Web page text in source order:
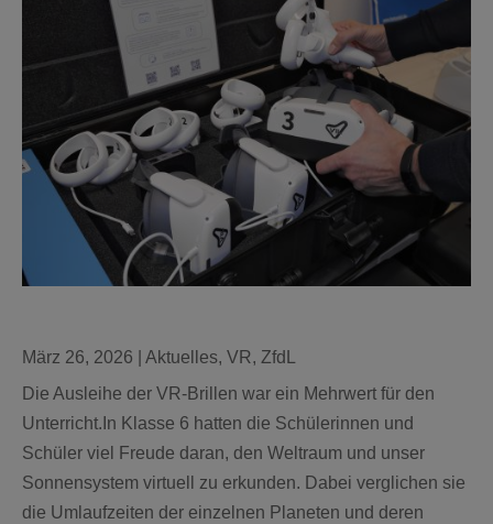
März 26, 2026 Aktuelles, VR, ZfdL
Die Ausleihe der VR-Brillen war ein Mehrwert für den
Unterricht.In Klasse 6 hatten die Schülerinnen und
Schüler viel Freude daran, den Weltraum und unser
Sonnensystem virtuell zu erkunden. Dabei verglichen sie
die Umlaufzeiten der einzelnen Planeten und deren